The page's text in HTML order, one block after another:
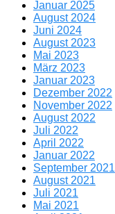
Januar 2025
August 2024
Juni 2024
August 2023
Mai 2023
März 2023
Januar 2023
Dezember 2022
November 2022
August 2022
Juli 2022
April 2022
Januar 2022
September 2021
August 2021
Juli 2021
Mai 2021